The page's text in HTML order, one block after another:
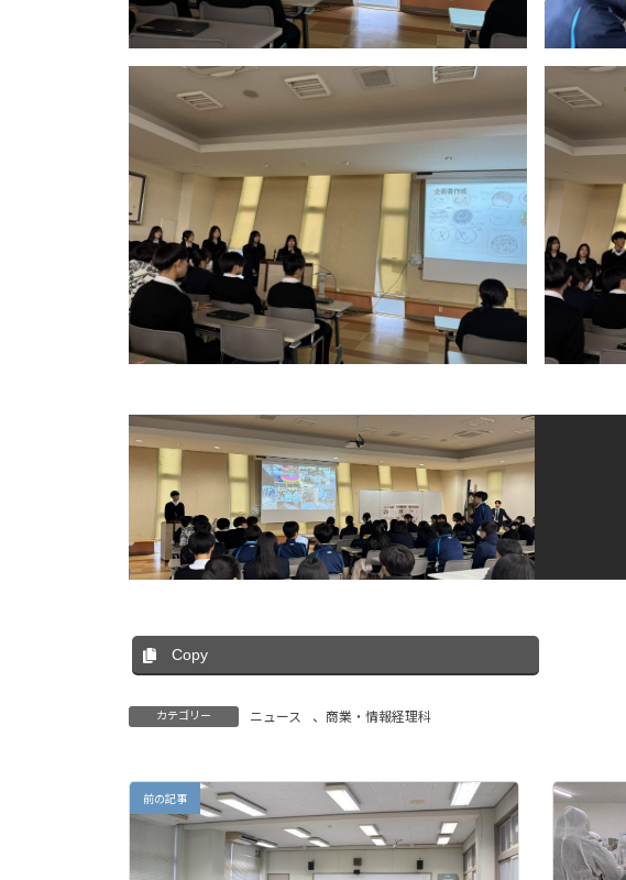
Copy
カテゴリー ニュース 、 商業・情報経理科
前の記事